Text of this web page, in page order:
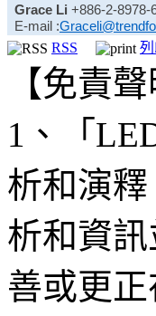
Grace Li +886-2-8978-
E-mail :
RSS
【免責聲
1、「
析和演
析和資
善或更